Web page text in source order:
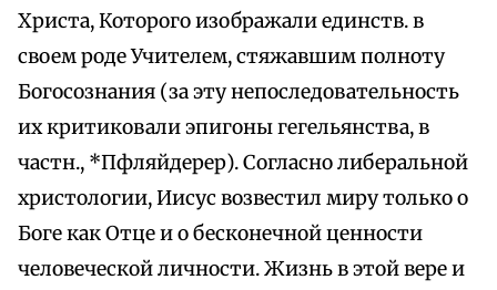
Христа, Которого изображали единств. в
своем роде Учителем, стяжавшим полноту
Богосознания (за эту непоследовательность
их критиковали эпигоны гегельянства, в
частн., *Пфляйдерер). Согласно либеральной
христологии, Иисус возвестил миру только о
Боге как Отце и о бесконечной ценности
человеческой личности. Жизнь в этой вере и